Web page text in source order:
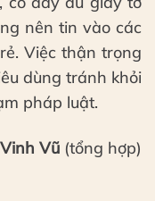
nên tin vào các
Việc thận trọng
dùng tránh khỏi
pháp luật.
Vinh Vũ (tổng hợp)